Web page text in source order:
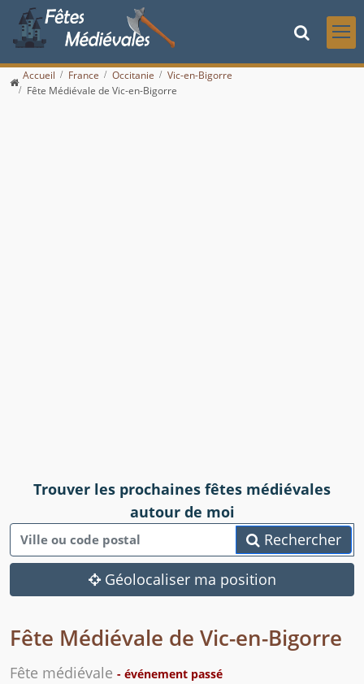
Accueil France Occitanie
Vic-en-Bigorre
Fête Médiévale de Vic-en-Bigorre
Trouver les prochaines fêtes médiévales
autour de moi
Rechercher
Géolocaliser ma position
Fête Médiévale de Vic-en-Bigorre
Fête médiévale - événement passé